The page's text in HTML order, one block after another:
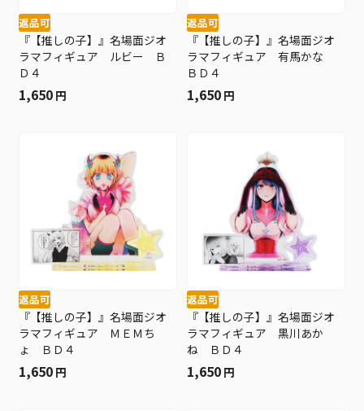
返品可
『【推しの子】』名場面ジオ
ラマフィギュア ルビー Ｂ
Ｄ４
1,650 円
返品可
『【推しの子】』名場面ジオ
ラマフィギュア 有馬かな
ＢＤ４
1,650 円
返品可
『【推しの子】』名場面ジオ
ラマフィギュア ＭＥＭち
ょ ＢＤ４
1,650 円
返品可
『【推しの子】』名場面ジオ
ラマフィギュア 黒川あか
ね ＢＤ４
1,650 円